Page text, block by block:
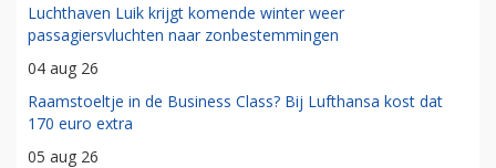
Luchthaven Luik krijgt komende winter weer
passagiersvluchten naar zonbestemmingen
04 aug 26
Raamstoeltje in de Business Class? Bij Lufthansa kost dat
170 euro extra
05 aug 26